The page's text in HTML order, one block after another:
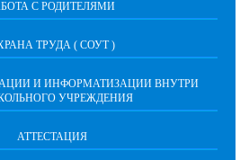
С РОДИТЕЛЯМИ
ТРУДА ( СОУТ )
И ИНФОРМАТИЗАЦИИ ВНУТРИ
УЧРЕЖДЕНИЯ
АТТЕСТАЦИЯ